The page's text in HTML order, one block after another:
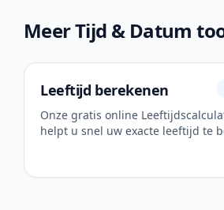
Meer Tijd & Datum
Leeftijd berekenen
Onze gratis online
helpt u snel uw exacte leeftijd te
Ontdek eenvoudig hoe oud u